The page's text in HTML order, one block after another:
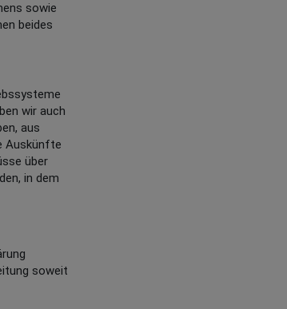
sowie
beides
wir auch
aus
Auskünfte
über
in dem
soweit